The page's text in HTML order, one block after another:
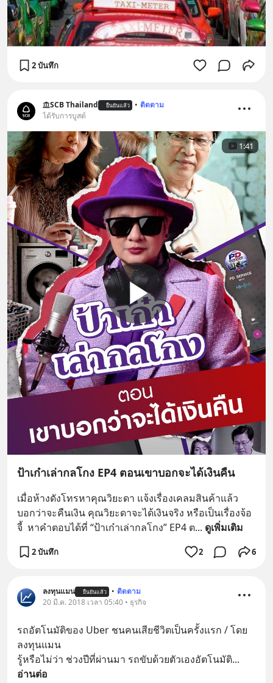
2 บันทึก
SCB Thailand ยืนยันแล้ว • ติดตาม
ได้รับการบูสต์
1:41
ป้าเก๋าเล่ากลโกง EP4 ตอนเขาบอกจะได้เงินคืน
เมื่อห้างดังโทรหาคุณวิยะดา แจ้งเรื่องเคลมสินค้าแล้ว
บอกว่าจะคืนเงิน คุณวิยะดาจะได้เงินจริง หรือเป็นเรื่องจ้อ
จี้  หาคำตอบได้ที่ “ป้าเก๋าเล่ากลโกง” EP4 ต... ดูเพิ่มเติม
2 บันทึก 2 6
ลงทุนแมน ยืนยันแล้ว • ติดตาม
20 มี.ค. 2018 เวลา 05:40 • ธุรกิจ
รถอัตโนมัติของ Uber ชนคนเสียชีวิตเป็นครั้งแรก / โดย
ลงทุนแมน
รู้หรือไม่ว่า ช่วงปีที่ผ่านมา รถขับด้วยตัวเองอัตโนมัติ
อ่านต่อ